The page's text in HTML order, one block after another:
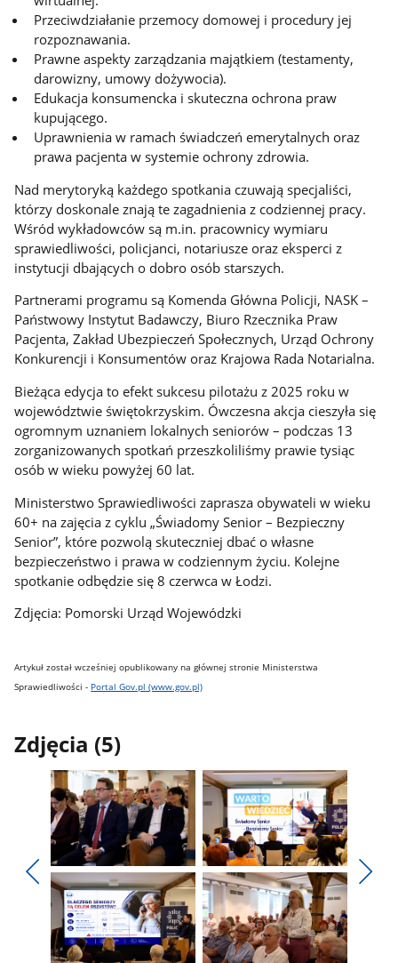
Przeciwdziałanie przemocy domowej i procedury jej
rozpoznawania.
Prawne aspekty zarządzania majątkiem (testamenty,
darowizny, umowy dożywocia).
Edukacja konsumencka i skuteczna ochrona praw
kupującego.
Uprawnienia w ramach świadczeń emerytalnych oraz
prawa pacjenta w systemie ochrony zdrowia.
Nad merytoryką każdego spotkania czuwają specjaliści,
którzy doskonale znają te zagadnienia z codziennej pracy.
Wśród wykładowców są m.in. pracownicy wymiaru
sprawiedliwości, policjanci, notariusze oraz eksperci z
instytucji dbających o dobro osób starszych.
Partnerami programu są Komenda Główna Policji, NASK –
Państwowy Instytut Badawczy, Biuro Rzecznika Praw
Pacjenta, Zakład Ubezpieczeń Społecznych, Urząd Ochrony
Konkurencji i Konsumentów oraz Krajowa Rada Notarialna.
Bieżąca edycja to efekt sukcesu pilotażu z 2025 roku w
województwie świętokrzyskim. Ówczesna akcja cieszyła się
ogromnym uznaniem lokalnych seniorów – podczas 13
zorganizowanych spotkań przeszkoliliśmy prawie tysiąc
osób w wieku powyżej 60 lat.
Ministerstwo Sprawiedliwości zaprasza obywateli w wieku
60+ na zajęcia z cyklu „Świadomy Senior – Bezpieczny
Senior”, które pozwolą skuteczniej dbać o własne
bezpieczeństwo i prawa w codziennym życiu. Kolejne
spotkanie odbędzie się 8 czerwca w Łodzi.
Zdjęcia: Pomorski Urząd Wojewódzki
Artykuł został wcześniej opublikowany na głównej stronie Ministerstwa
Sprawiedliwości - Portal Gov.pl (www.gov.pl)
Zdjęcia (5)
Pokaż
poprzednie
zdjęcia
Pokaż
zdjęcie
z
galerii.
Pokaż
zdjęcie
2
z
galerii.